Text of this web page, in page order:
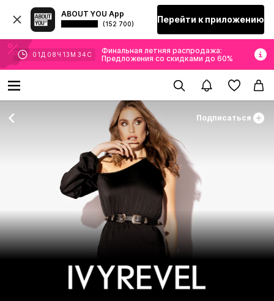
ABOUT YOU App
(152 700) Перейти к приложению
01 Д 08 Ч 13 М 33 С
Финальная летняя распродажа:
Предложения со скидками до 60%
Подписаться